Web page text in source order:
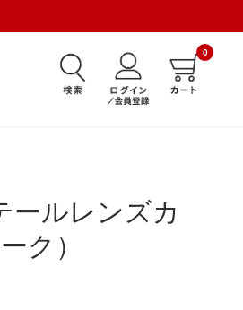
0
ールレンズカ
ク）